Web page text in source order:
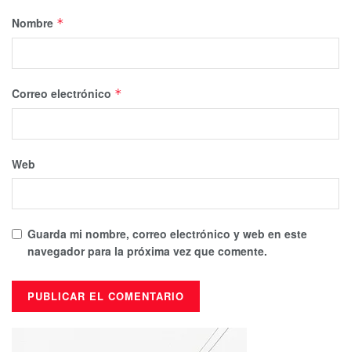
Nombre *
Correo electrónico *
Web
Guarda mi nombre, correo electrónico y web en este
navegador para la próxima vez que comente.